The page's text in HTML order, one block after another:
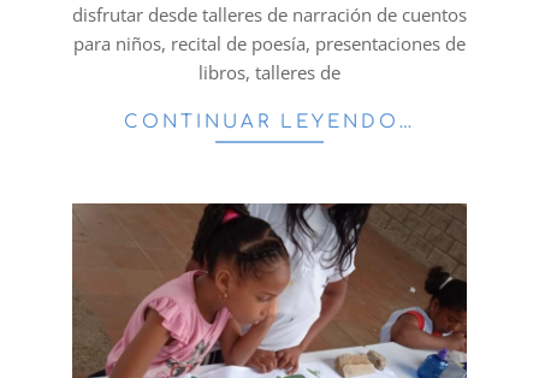
disfrutar desde talleres de narración de cuentos
para niños, recital de poesía, presentaciones de
libros, talleres de
CONTINUAR LEYENDO…